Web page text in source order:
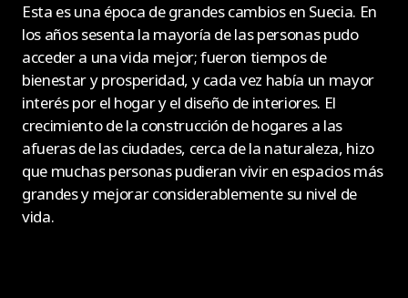
Esta es una época de grandes cambios en Suecia. En
los años sesenta la mayoría de las personas pudo
acceder a una vida mejor; fueron tiempos de
bienestar y prosperidad, y cada vez había un mayor
interés por el hogar y el diseño de interiores. El
crecimiento de la construcción de hogares a las
afueras de las ciudades, cerca de la naturaleza, hizo
que muchas personas pudieran vivir en espacios más
grandes y mejorar considerablemente su nivel de
vida.